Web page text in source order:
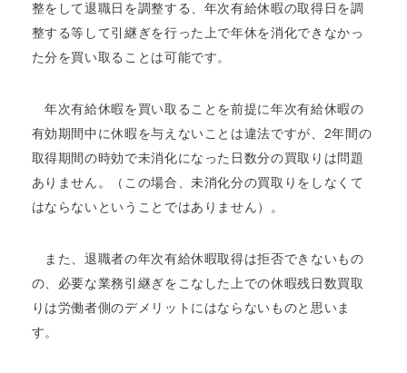
整をして退職日を調整する、年次有給休暇の取得日を調
整する等して引継ぎを行った上で年休を消化できなかっ
た分を買い取ることは可能です。
年次有給休暇を買い取ることを前提に年次有給休暇の
有効期間中に休暇を与えないことは違法ですが、2年間の
取得期間の時効で未消化になった日数分の買取りは問題
ありません。（この場合、未消化分の買取りをしなくて
はならないということではありません）。
また、退職者の年次有給休暇取得は拒否できないもの
の、必要な業務引継ぎをこなした上での休暇残日数買取
りは労働者側のデメリットにはならないものと思いま
す。